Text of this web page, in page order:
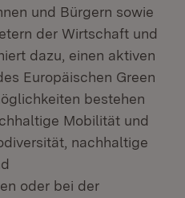
und Bürgern sowie
der Wirtschaft und
dazu, einen aktiven
Europäischen Green
bestehen
Mobilität und
nachhaltige
oder bei der